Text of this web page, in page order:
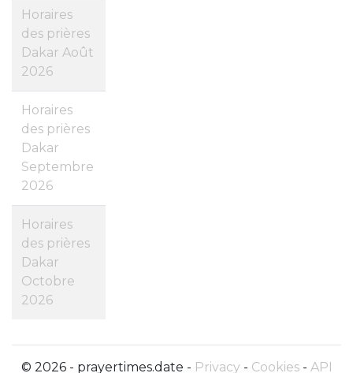
Horaires
des prières
Dakar Août
2026
Horaires
des prières
Dakar
Septembre
2026
Horaires
des prières
Dakar
Octobre
2026
© 2026 - prayertimes.date - Privacy- Cookies- API